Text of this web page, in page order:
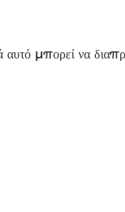
μπορεί να